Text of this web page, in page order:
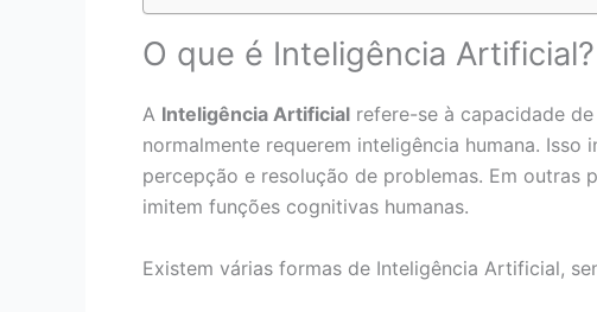
O que é Inteligência Artificial?
A Inteligência Artificial refere-se à capacidade
normalmente requerem inteligência humana.
percepção e resolução de problemas. Em outras
imitem funções cognitivas humanas.
Existem várias formas de Inteligência Artificial,